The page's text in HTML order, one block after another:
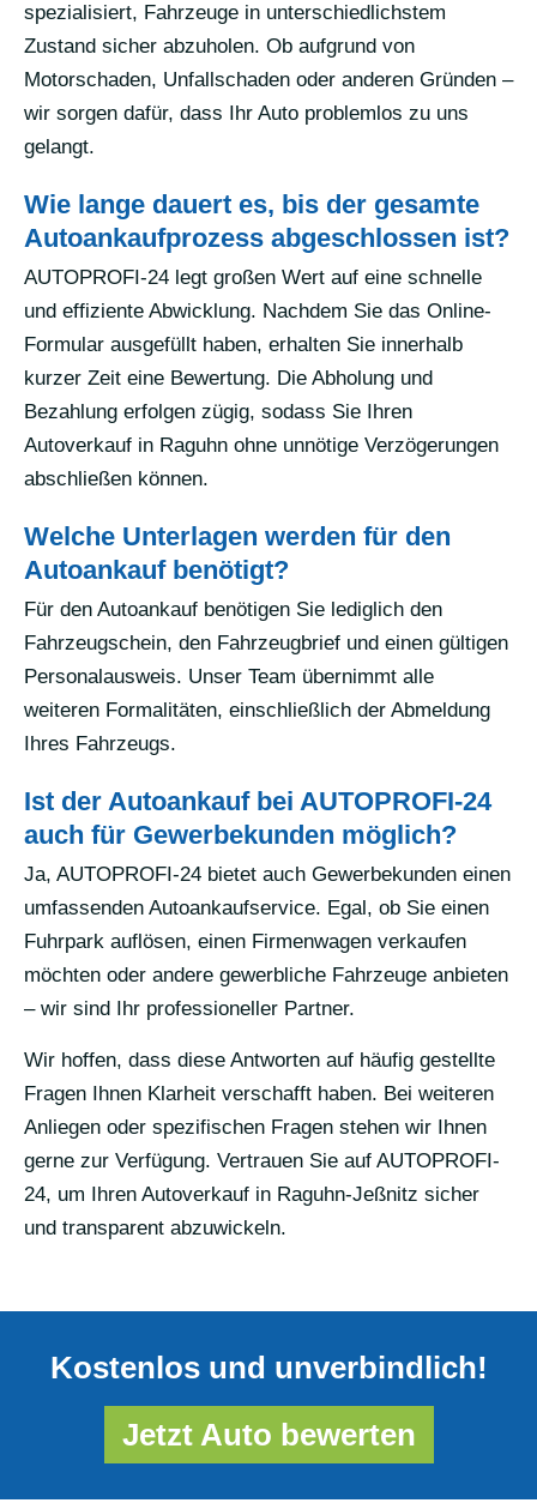
spezialisiert, Fahrzeuge in unterschiedlichstem
Zustand sicher abzuholen. Ob aufgrund von
Motorschaden, Unfallschaden oder anderen Gründen –
wir sorgen dafür, dass Ihr Auto problemlos zu uns
gelangt.
Wie lange dauert es, bis der gesamte
Autoankaufprozess abgeschlossen ist?
AUTOPROFI-24 legt großen Wert auf eine schnelle
und effiziente Abwicklung. Nachdem Sie das Online-
Formular ausgefüllt haben, erhalten Sie innerhalb
kurzer Zeit eine Bewertung. Die Abholung und
Bezahlung erfolgen zügig, sodass Sie Ihren
Autoverkauf in Raguhn ohne unnötige Verzögerungen
abschließen können.
Welche Unterlagen werden für den
Autoankauf benötigt?
Für den Autoankauf benötigen Sie lediglich den
Fahrzeugschein, den Fahrzeugbrief und einen gültigen
Personalausweis. Unser Team übernimmt alle
weiteren Formalitäten, einschließlich der Abmeldung
Ihres Fahrzeugs.
Ist der Autoankauf bei AUTOPROFI-24
auch für Gewerbekunden möglich?
Ja, AUTOPROFI-24 bietet auch Gewerbekunden einen
umfassenden Autoankaufservice. Egal, ob Sie einen
Fuhrpark auflösen, einen Firmenwagen verkaufen
möchten oder andere gewerbliche Fahrzeuge anbieten
– wir sind Ihr professioneller Partner.
Wir hoffen, dass diese Antworten auf häufig gestellte
Fragen Ihnen Klarheit verschafft haben. Bei weiteren
Anliegen oder spezifischen Fragen stehen wir Ihnen
gerne zur Verfügung. Vertrauen Sie auf AUTOPROFI-
24, um Ihren Autoverkauf in Raguhn-Jeßnitz sicher
und transparent abzuwickeln.
Kostenlos und unverbindlich!
Jetzt Auto bewerten